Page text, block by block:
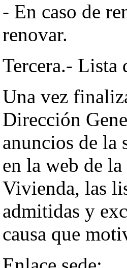
- En caso de
renovar.
Tercera.- Lista
Una vez
Dirección
anuncios de la
en la web de
Vivienda, las
admitidas y
causa que